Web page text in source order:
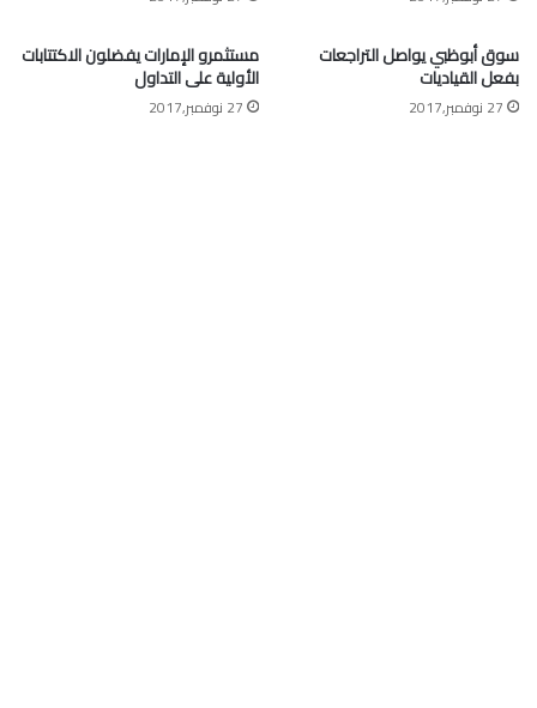
سوق أبوظبي يواصل التراجعات
بفعل القياديات
27 نوفمبر,2017
مستثمرو الإمارات يفضلون الاكتتابات
الأولية على التداول
27 نوفمبر,2017